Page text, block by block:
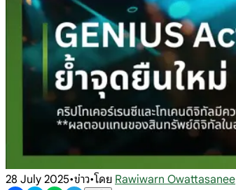
28 July 2025•ข่าว•โดย Rawiwarn Owattasanee